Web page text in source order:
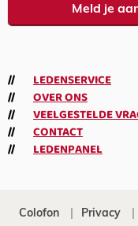
Meld je
LEDENSERVICE
OVER ONS
VEELGESTELDE
CONTACT
LEDENPANEL
Colofon Privacy